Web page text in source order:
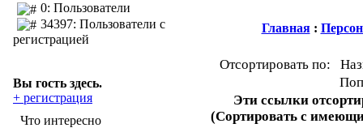
0: Пользователи
34397: Пользователи с
регистрацией
Вы гость здесь.
+ регистрация
Что интересно
Главная:
Отсортировать по:
Эти ссылки
(Сортировать с